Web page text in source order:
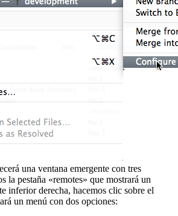
una ventana emergente con tres
la pestaña «remotes» que mostrará un
inferior derecha, hacemos clic sobre el
un menú con dos opciones: